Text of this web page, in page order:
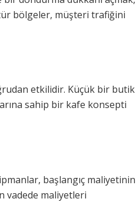
bölgeler, müşteri trafiğini
etkilidir. Küçük bir butik
sahip bir kafe konsepti
başlangıç maliyetinin
vadede maliyetleri